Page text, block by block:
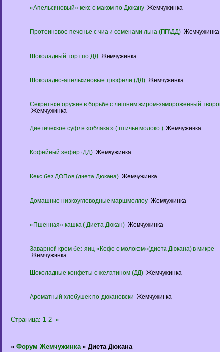
«Апельсиновый» кекс с маком по Дюкану Жемчужинка
Протеиновое печенье с чиа и семенами льна (ПП\ДД) Жемчужинка
Шоколадный торт по ДД Жемчужинка
Шоколадно-апельсиновые трюфели (ДД) Жемчужинка
Секретное оружие в борьбе с лишним жиром-замороженный
Жемчужинка
Диетическое суфле «облака » ( птичье молоко ) Жемчужинка
Кофейный зефир (ДД) Жемчужинка
Кекс без ДОПов (диета Дюкана) Жемчужинка
Домашние низкоуглеводные маршмеллоу Жемчужинка
«Пшенная» кашка ( Диета Дюкан) Жемчужинка
Заварной крем без яиц «Кофе с молоком»(диета Дюкана) в микре
Жемчужинка
Шоколадные конфеты с желатином (ДД) Жемчужинка
Ароматный хлебушек по-дюкановски Жемчужинка
Страница: 1 2 »
» Форум Жемчужинка » Диета Дюкана